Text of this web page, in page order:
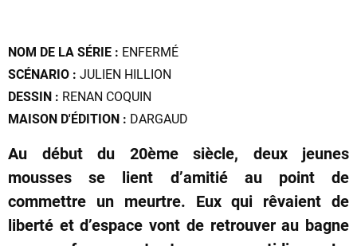
NOM DE LA SÉRIE : ENFERMÉ
SCÉNARIO : JULIEN HILLION
DESSIN : RENAN COQUIN
MAISON D'ÉDITION : DARGAUD
Au début du 20ème siècle, deux jeunes
mousses se lient d’amitié au point de
commettre un meurtre. Eux qui rêvaient de
liberté et d’espace vont de retrouver au bagne